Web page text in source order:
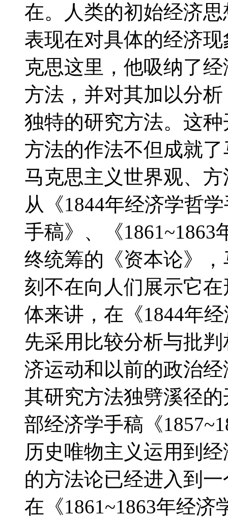
在。人类的初始经济
表现在对具体的经济
克思这里，他吸纳了
方法，并对其加以分
独特的研究方法。这
方法的作法不但成就
马克思主义世界观、
从《1844年经济学哲
手稿》、《
终统筹的《资本论》
刻不在向人们展示它
体来讲，在《1844年
先采用比较分析与批
济运动和以前的政治
其研究方法独劈溪径
部经济学手稿《
历史唯物主义运用到
的方法论已经进入到
在《1861~1863年经